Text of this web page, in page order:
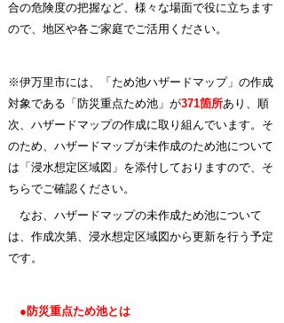
合の危険度の把握など、様々な場面で役に立ちます
ので、地区や各ご家庭でご活用ください。
※伊万里市には、「ため池ハザードマップ」の作成
対象である 「防災重点ため池」 が371箇所あり、順
次、ハザードマッ プの作成に取り組んでいます。そ
のため、ハザードマップが未作成のため池について
は「浸水想定区域図」を添付しておりますので、そ
ちらでご確認ください。
なお、ハザードマップの未作成ため池について
は、作成次第、浸水想定区域図から更新を行う予定
です。
●防災重点ため池とは